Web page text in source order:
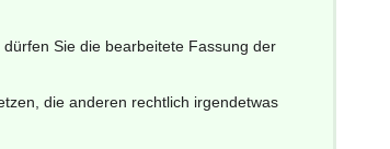
dürfen Sie die bearbeitete Fassung der
die anderen rechtlich irgendetwas